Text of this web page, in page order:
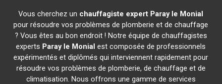
Vous cherchez un chauffagiste expert Paray le Monial
pour résoudre vos problèmes de plomberie et de chauffage
? Vous êtes au bon endroit ! Notre équipe de chauffagistes
experts Paray le Monial est composée de professionnels
expérimentés et diplômés qui interviennent rapidement pour
résoudre vos problèmes de plomberie, de chauffage et de
climatisation. Nous offrons une gamme de services